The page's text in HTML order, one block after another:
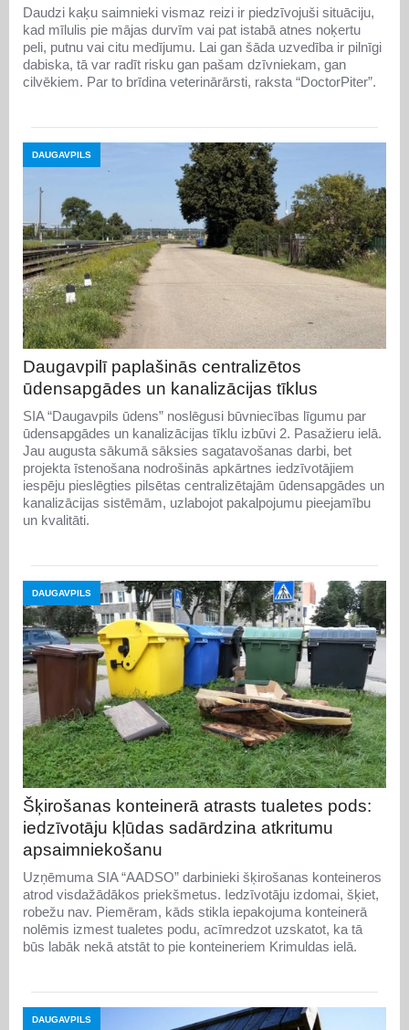
Daudzi kaķu saimnieki vismaz reizi ir piedzīvojuši situāciju,
kad mīlulis pie mājas durvīm vai pat istabā atnes noķertu
peli, putnu vai citu medījumu. Lai gan šāda uzvedība ir pilnīgi
dabiska, tā var radīt risku gan pašam dzīvniekam, gan
cilvēkiem. Par to brīdina veterinārārsti, raksta “DoctorPiter”.
DAUGAVPILS
Daugavpilī paplašinās centralizētos
ūdensapgādes un kanalizācijas tīklus
SIA “Daugavpils ūdens” noslēgusi būvniecības līgumu par
ūdensapgādes un kanalizācijas tīklu izbūvi 2. Pasažieru ielā.
Jau augusta sākumā sāksies sagatavošanas darbi, bet
projekta īstenošana nodrošinās apkārtnes iedzīvotājiem
iespēju pieslēgties pilsētas centralizētajām ūdensapgādes un
kanalizācijas sistēmām, uzlabojot pakalpojumu pieejamību
un kvalitāti.
DAUGAVPILS
Šķirošanas konteinerā atrasts tualetes pods:
iedzīvotāju kļūdas sadārdzina atkritumu
apsaimniekošanu
Uzņēmuma SIA “AADSO” darbinieki šķirošanas konteineros
atrod visdažādākos priekšmetus. Iedzīvotāju izdomai, šķiet,
robežu nav. Piemēram, kāds stikla iepakojuma konteinerā
nolēmis izmest tualetes podu, acīmredzot uzskatot, ka tā
būs labāk nekā atstāt to pie konteineriem Krimuldas ielā.
DAUGAVPILS